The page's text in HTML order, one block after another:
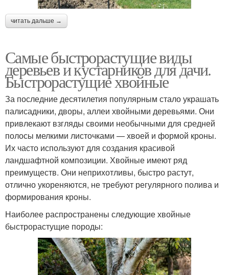
читать дальше →
Самые быстрорастущие виды
деревьев и кустарников для дачи.
Быстрорастущие хвойные
За последние десятилетия популярным стало украшать
палисадники, дворы, аллеи хвойными деревьями. Они
привлекают взгляды своими необычными для средней
полосы мелкими листочками — хвоей и формой кроны.
Их часто используют для создания красивой
ландшафтной композиции. Хвойные имеют ряд
преимуществ. Они неприхотливы, быстро растут,
отлично укореняются, не требуют регулярного полива и
формирования кроны.
Наиболее распространены следующие хвойные
быстрорастущие породы: